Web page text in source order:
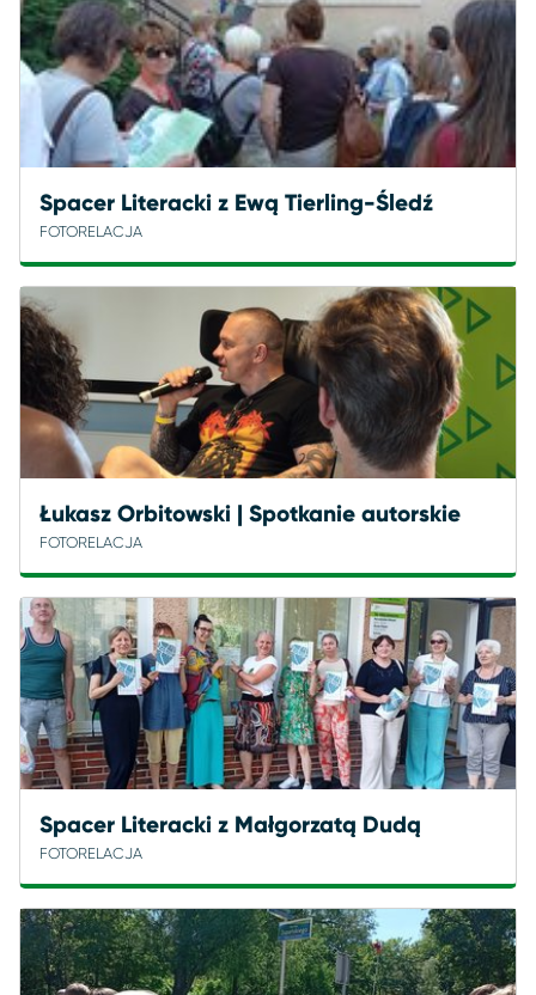
Spacer Literacki z Ewą Tierling-Śledź
FOTORELACJA
Łukasz Orbitowski | Spotkanie autorskie
FOTORELACJA
Spacer Literacki z Małgorzatą Dudą
FOTORELACJA